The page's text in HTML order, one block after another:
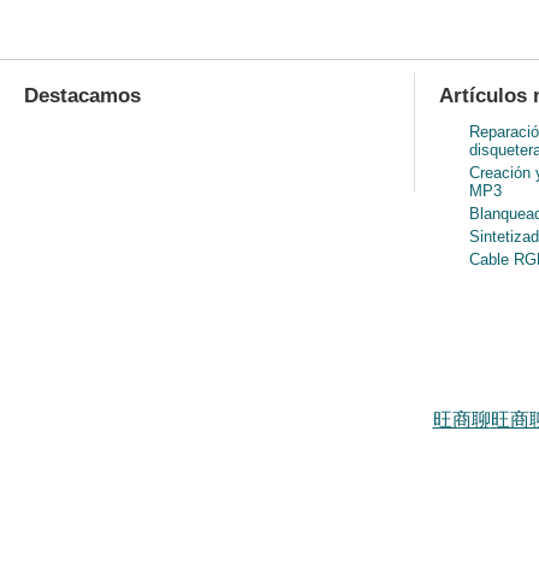
Mapa
Destacamos Artículos
Creación
MP3
Cable
旺商聊旺商